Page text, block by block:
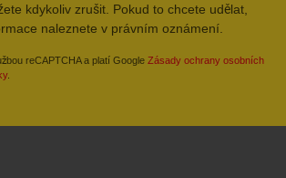
kdykoliv zrušit. Pokud to chcete udělat,
naleznete v právním oznámení.
reCAPTCHA a platí Google Zásady ochrany osobních
.